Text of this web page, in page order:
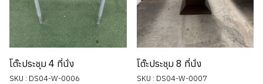
โต๊ะประชุม 4 ที่นั่ง
SKU : DS04-W-0006
โต๊ะประชุม 8 ที่นั่ง
SKU : DS04-W-0007